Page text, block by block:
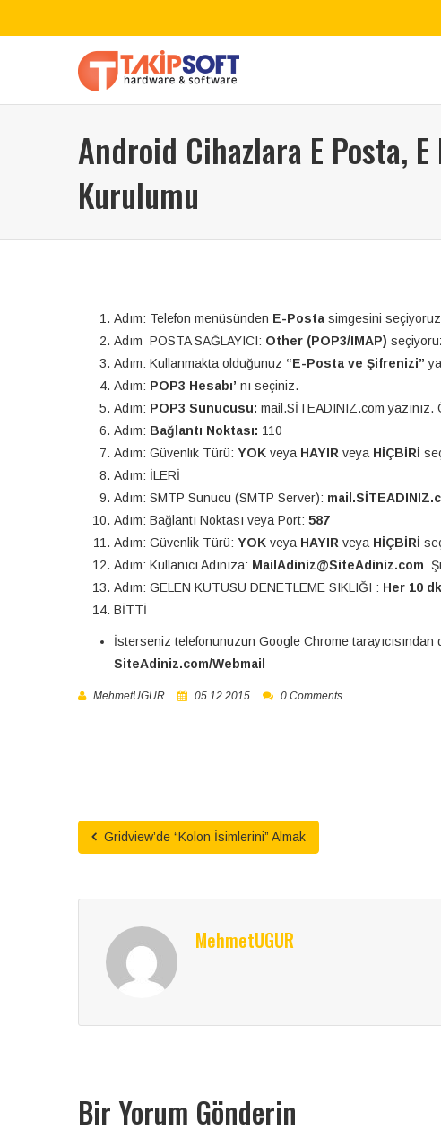
Android Cihazlara E Posta, E
Kurulumu
Adım: Telefon menüsünden E-Posta simgesini seçiyoruz
Adım POSTA SAĞLAYICI: Other (POP3/IMAP)
Adım: Kullanmakta olduğunuz “E-Posta ve Şifrenizi”
Adım: POP3 Hesabı’ nı seçiniz.
Adım: POP3 Sunucusu: mail.SİTEADINIZ.com
Adım: Bağlantı Noktası: 110
Adım: Güvenlik Türü: YOK veya HAYIR veya HİÇBİRİ
Adım: İLERİ
Adım: SMTP Sunucu (SMTP Server):
Adım: Bağlantı Noktası veya Port: 587
Adım: Güvenlik Türü: YOK veya HAYIR veya HİÇBİRİ
Adım: Kullanıcı Adınıza: MailAdiniz@SiteAdiniz.com
Adım: GELEN KUTUSU DENETLEME SIKLIĞI : Her 10
BİTTİ
İsterseniz telefonunuzun Google Chrome
SiteAdiniz.com/Webmail
MehmetUGUR 05.12.2015 0 Comments
Gridview’de “Kolon İsimlerini” Almak
MehmetUGUR
Bir Yorum Gönderin